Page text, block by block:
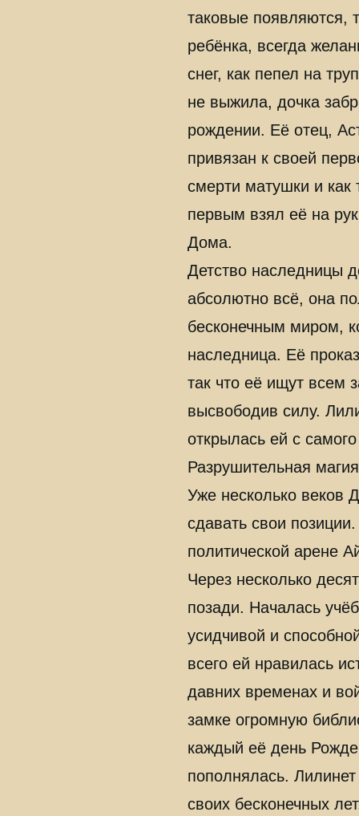
таковые появляются,
ребёнка, всегда
снег, как пепел на
не выжила, дочка
рождении. Её отец,
привязан к своей
смерти матушки и как
первым взял её на
Дома.
Детство наследницы
абсолютно всё, она
бесконечным миром,
наследница. Её
так что её ищут всем
высвободив силу.
открылась ей с
Разрушительная
Уже несколько веков
сдавать свои
политической арене
Через несколько
позади. Началась
усидчивой и
всего ей нравилась
давних временах и
замке огромную
каждый её день
пополнялась.
своих бесконечных